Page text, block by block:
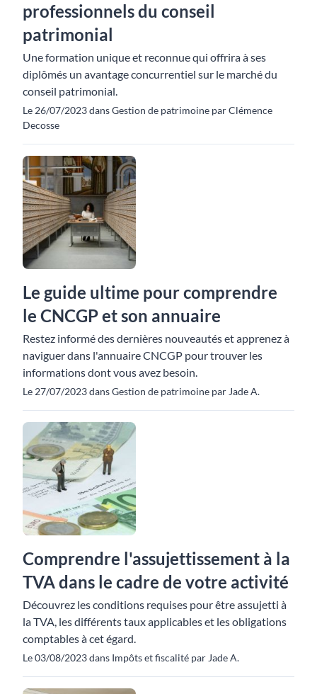
professionnels du conseil
patrimonial
Une formation unique et reconnue qui offrira à ses
diplômés un avantage concurrentiel sur le marché du
conseil patrimonial.
Le 26/07/2023 dans Gestion de patrimoine par Clémence
Decosse
Le guide ultime pour comprendre
le CNCGP et son annuaire
Restez informé des dernières nouveautés et apprenez à
naviguer dans l'annuaire CNCGP pour trouver les
informations dont vous avez besoin.
Le 27/07/2023 dans Gestion de patrimoine par Jade A.
Comprendre l'assujettissement à la
TVA dans le cadre de votre activité
Découvrez les conditions requises pour être assujetti à
la TVA, les différents taux applicables et les obligations
comptables à cet égard.
Le 03/08/2023 dans Impôts et fiscalité par Jade A.